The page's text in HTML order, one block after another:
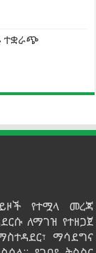
ተቋራጭ
የተሟላ መረጃ
ለማገዝ የተዘጋጀ
ማሳደግና